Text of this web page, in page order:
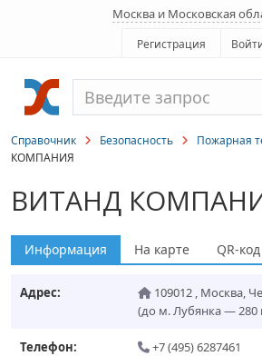
Москва и Московская
Регистрация
Справочник Безопасность Пожарная
КОМПАНИЯ
ВИТАНД
Информация На карте QR-код
Адрес: 109012 , Москва,
(до м. Лубянка — 280
Телефон:
+7 (495) 6287461